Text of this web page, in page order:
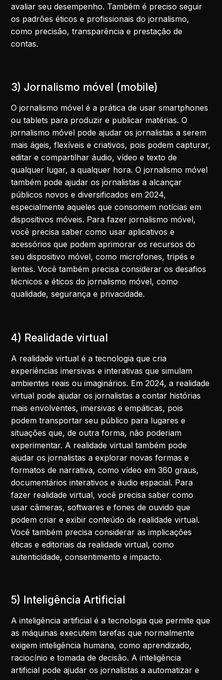
avaliar seu desempenho. Também é preciso seguir
os padrões éticos e profissionais do jornalismo,
como precisão, transparência e prestação de
contas.
3) Jornalismo móvel (mobile)
O jornalismo móvel é a prática de usar smartphones
ou tablets para produzir e publicar matérias. O
jornalismo móvel pode ajudar os jornalistas a serem
mais ágeis, flexíveis e criativos, pois podem capturar,
editar e compartilhar áudio, vídeo e texto de
qualquer lugar, a qualquer hora. O jornalismo móvel
também pode ajudar os jornalistas a alcançar
públicos novos e diversificados em 2024,
especialmente aqueles que consomem notícias em
dispositivos móveis. Para fazer jornalismo móvel,
você precisa saber como usar aplicativos e
acessórios que podem aprimorar os recursos do
seu dispositivo móvel, como microfones, tripés e
lentes. Você também precisa considerar os desafios
técnicos e éticos do jornalismo móvel, como
qualidade, segurança e privacidade.
4) Realidade virtual
A realidade virtual é a tecnologia que cria
experiências imersivas e interativas que simulam
ambientes reais ou imaginários. Em 2024, a realidade
virtual pode ajudar os jornalistas a contar histórias
mais envolventes, imersivas e empáticas, pois
podem transportar seu público para lugares e
situações que, de outra forma, não poderiam
experimentar. A realidade virtual também pode
ajudar os jornalistas a explorar novas formas e
formatos de narrativa, como vídeo em 360 graus,
documentários interativos e áudio espacial. Para
fazer realidade virtual, você precisa saber como
usar câmeras, softwares e fones de ouvido que
podem criar e exibir conteúdo de realidade virtual.
Você também precisa considerar as implicações
éticas e editoriais da realidade virtual, como
autenticidade, consentimento e impacto.
5) Inteligência Artificial
A inteligência artificial é a tecnologia que permite que
as máquinas executem tarefas que normalmente
exigem inteligência humana, como aprendizado,
raciocínio e tomada de decisão. A inteligência
artificial pode ajudar os jornalistas a automatizar e